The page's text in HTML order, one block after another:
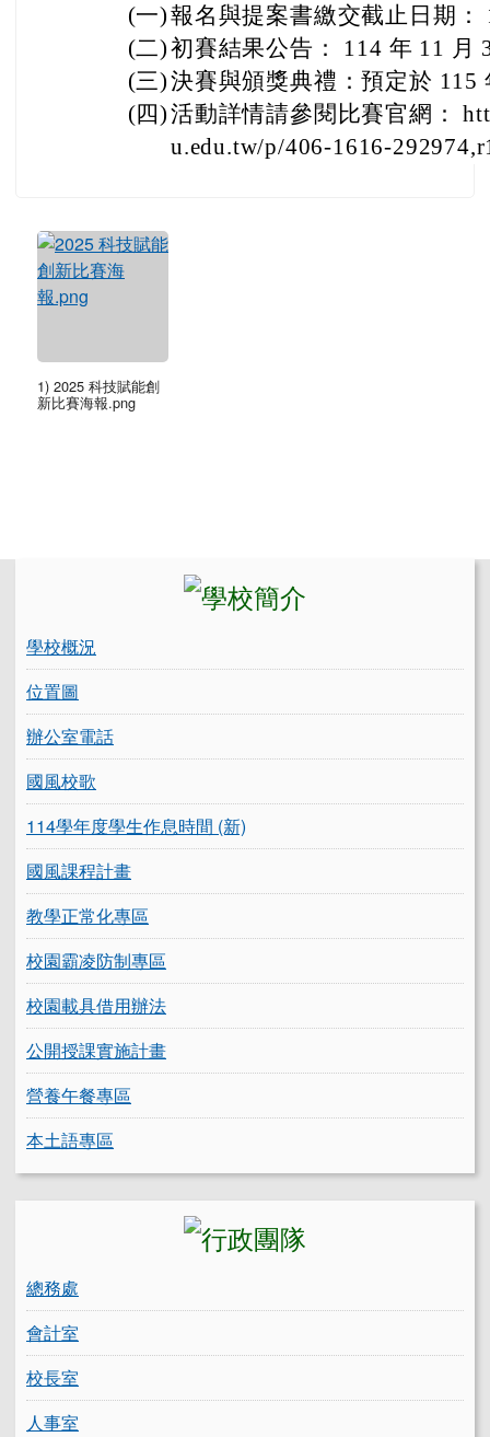
(一)報名與提案書繳交截止日期：
(二)初賽結果公告： 114 年 11 月
(三)決賽與頒獎典禮：預定於 115
(四)活動詳情請參閱比賽官網：
u.edu.tw/p/406-1616-
1) 2025 科技賦能創
新比賽海報.png
學校概況
位置圖
辦公室電話
國風校歌
114學年度學生作息時間 (新)
國風課程計畫
教學正常化專區
校園霸凌防制專區
校園載具借用辦法
公開授課實施計畫
營養午餐專區
本土語專區
總務處
會計室
校長室
人事室